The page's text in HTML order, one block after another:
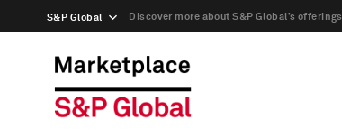
S&P Global Discover more about S&P Global’s offerings